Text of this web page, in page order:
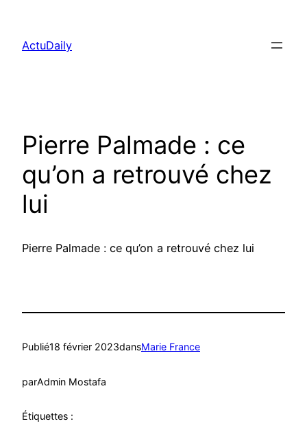
contenu
ActuDaily
Pierre Palmade : ce
qu’on a retrouvé chez
lui
Pierre Palmade : ce qu’on a retrouvé chez lui
Publié18 février 2023dansMarie France
parAdmin Mostafa
Étiquettes :